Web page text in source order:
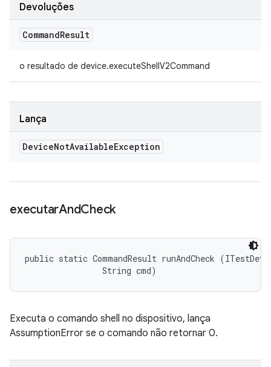
Devoluções
CommandResult
o resultado de device.executeShellV2Command
Lança
DeviceNotAvailableException
executarAndCheck
public static CommandResult runAndCheck
                String cmd)
Executa o comando shell no dispositivo, lança
AssumptionError se o comando não retornar 0.